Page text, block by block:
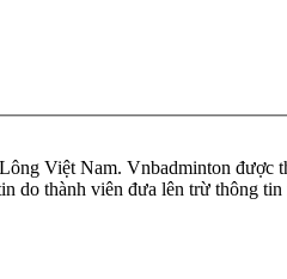
Việt Nam. Vnbadminton được
do thành viên đưa lên trừ thông